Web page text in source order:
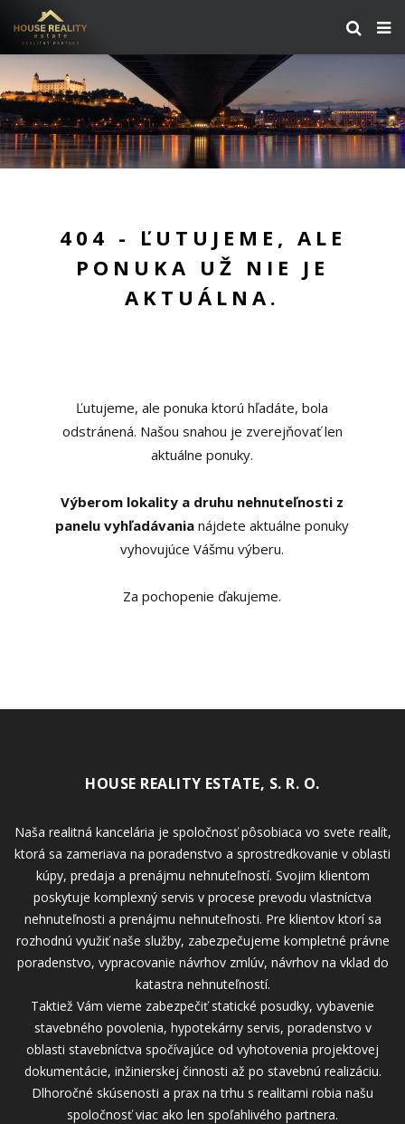
404 - ĽUTUJEME, ALE
PONUKA UŽ NIE JE
AKTUÁLNA.
Ľutujeme, ale ponuka ktorú hľadáte, bola
odstránená. Našou snahou je zverejňovať len
aktuálne ponuky.
Výberom lokality a druhu nehnuteľnosti z
panelu vyhľadávania nájdete aktuálne ponuky
vyhovujúce Vášmu výberu.
Za pochopenie ďakujeme.
HOUSE REALITY ESTATE, S. R. O.
Naša realitná kancelária je spoločnosť pôsobiaca vo svete realít,
ktorá sa zameriava na poradenstvo a sprostredkovanie v oblasti
kúpy, predaja a prenájmu nehnuteľností. Svojim klientom
poskytuje komplexný servis v procese prevodu vlastníctva
nehnuteľnosti a prenájmu nehnuteľnosti. Pre klientov ktorí sa
rozhodnú využiť naše služby, zabezpečujeme kompletné právne
poradenstvo, vypracovanie návrhov zmlúv, návrhov na vklad do
katastra nehnuteľností.
Taktiež Vám vieme zabezpečiť statické posudky, vybavenie
stavebného povolenia, hypotekárny servis, poradenstvo v
oblasti stavebníctva spočívajúce od vyhotovenia projektovej
dokumentácie, inžinierskej činnosti až po stavebnú realizáciu.
Dlhoročné skúsenosti a prax na trhu s realitami robia našu
spoločnosť viac ako len spoľahlivého partnera.